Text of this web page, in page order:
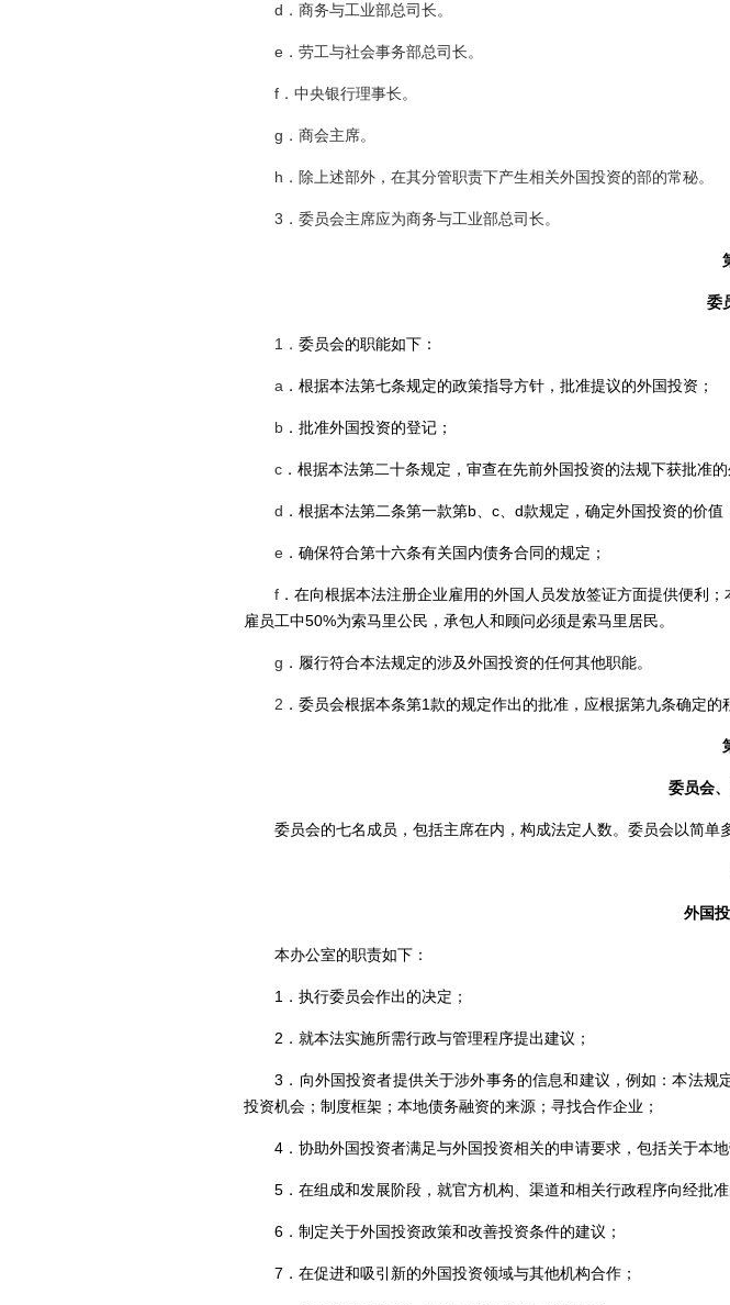
d．商务与工业部总司长。
e．劳工与社会事务部总司长。
f．中央银行理事长。
g．商会主席。
h．除上述部外，在其分管职责下产生相关外国投资的部的常秘。
3．委员会主席应为商务与工业部总司长。
委
1． 委员会的职能如下：
a ． 根据本法第七条规定的政策指导方针，批准提议的外国投资；
b ． 批准外国投资的登记；
c ． 根据本法第二十条规定，审查在先前外国投资的法规下获批准
d ． 根据本法第二条第一款第b c d款规定，确定外国投资的价值
e ． 确保符合第十六条有关国内债务合同的规定；
f ．在向根据本法注册企业雇用的外国人员发放签证方面提供便利
雇员工中50%为索马里公民，承包人和顾问必须是索马里居民。
g ．履行符合本法规定的涉及外国投资的任何其他职能。
2 ． 委员会根据本条第1款的规定作出的批准，应根据第九条确定的
委员会
委员会的七名成员，包括主席在内，构成法定人数。委员会以简单
外国
本办公室的职责如下：
1 ． 执行委员会作出的决定；
2 ． 就本法实施所需行政与管理程序提出建议；
3 ． 向外国投资者提供关于涉外事务的信息和建议，例如：本法规
投资机会；制度框架；本地债务融资的来源；寻找合作企业；
4 ．协助外国投资者满足与外国投资相关的申请要求，包括关于本地
5 ． 在组成和发展阶段，就官方机构、渠道和相关行政程序向经批
6 ． 制定关于外国投资政策和改善投资条件的建议；
7 ．在促进和吸引新的外国投资领域与其他机构合作；